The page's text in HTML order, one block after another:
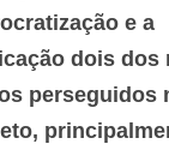
e a
dois dos
perseguidos